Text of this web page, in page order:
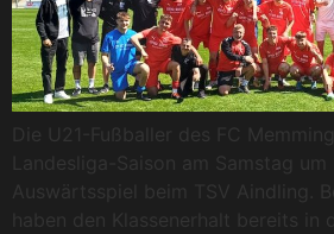
Die U21-Fußballer des FC
Landesliga-Saison am Samstag um
Auswärtsspiel beim TSV Aindling.
haben den Klassenerhalt bereits in